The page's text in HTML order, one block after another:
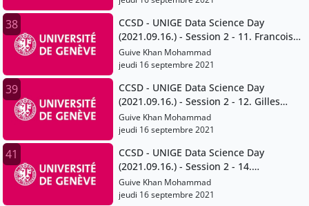
38
CCSD - UNIGE Data Science Day
(2021.09.16.) - Session 2 - 11. Francois
Grey
Guive Khan Mohammad
jeudi 16 septembre 2021
39
CCSD - UNIGE Data Science Day
(2021.09.16.) - Session 2 - 12. Gilles
Falquet
Guive Khan Mohammad
jeudi 16 septembre 2021
41
CCSD - UNIGE Data Science Day
(2021.09.16.) - Session 2 - 14.
Volodymyr Savchenko
Guive Khan Mohammad
jeudi 16 septembre 2021